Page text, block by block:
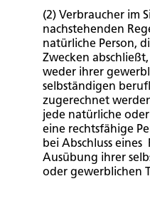
(2) Verbraucher im
nachstehenden
natürliche Person,
Zwecken
weder ihrer
selbständigen
zugerechnet
jede natürliche
eine rechtsfähige
bei Abschluss eines
Ausübung ihrer
oder gewerblichen